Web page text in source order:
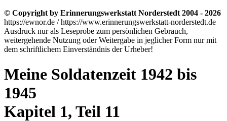
© Copyright by Erinnerungswerkstatt Norderstedt 2004 - 2026
https://ewnor.de / https://www.erinnerungswerkstatt-norderstedt.de
Ausdruck nur als Leseprobe zum persönlichen Gebrauch,
weitergehende Nutzung oder Weitergabe in jeglicher Form nur mit
dem schriftlichem Einverständnis der Urheber!
Meine Soldatenzeit 1942 bis
1945
Kapitel 1, Teil 11